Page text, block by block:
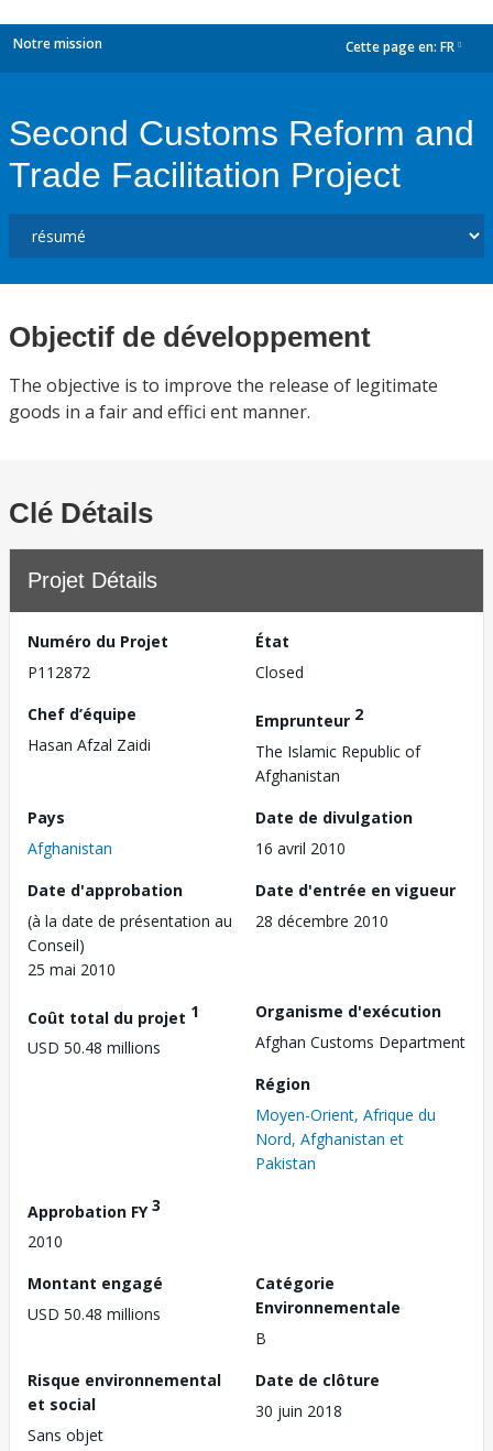
Notre mission Cette page en: FR
Second Customs Reform and
Trade Facilitation Project
Objectif de développement
The objective is to improve the release of legitimate
goods in a fair and effici ent manner.
Clé Détails
Projet Détails
Numéro du Projet
P112872
État
Closed
Chef d’équipe
Hasan Afzal Zaidi
Emprunteur 2
The Islamic Republic of
Afghanistan
Pays
Afghanistan
Date de divulgation
16 avril 2010
Date d'approbation
(à la date de présentation au
Conseil)
25 mai 2010
Date d'entrée en vigueur
28 décembre 2010
Coût total du projet 1
USD 50.48 millions
Organisme d'exécution
Afghan Customs Department
Région
Moyen-Orient, Afrique du
Nord, Afghanistan et
Pakistan
Approbation FY3
2010
Montant engagé
USD 50.48 millions
Catégorie
Environnementale
B
Risque environnemental
et social
Sans objet
Date de clôture
30 juin 2018